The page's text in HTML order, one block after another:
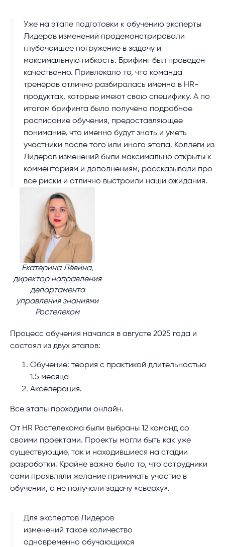
Уже на этапе подготовки к обучению эксперты
Лидеров изменений продемонстрировали
глубочайшее погружение в задачу и
максимальную гибкость. Брифинг был проведен
качественно. Привлекало то, что команда
тренеров отлично разбиралась именно в HR-
продуктах, которые имеют свою специфику. А по
итогам брифинга было получено подробное
расписание обучения, предоставляющее
понимание, что именно будут знать и уметь
участники после того или иного этапа. Коллеги из
Лидеров изменений были максимально открыты к
комментариям и дополнениям, рассказывали про
все риски и отлично выстроили наши ожидания.
Екатерина Лёвина,
директор направления
департамента
управления знаниями
Ростелеком
Процесс обучения начался в августе 2025 года и
состоял из двух этапов:
Обучение: теория с практикой длительностью
1.5 месяца
Акселерация.
Все этапы проходили онлайн.
От HR Ростелекома были выбраны 12 команд со
своими проектами. Проекты могли быть как уже
существующие, так и находившиеся на стадии
разработки. Крайне важно было то, что сотрудники
сами проявляли желание принимать участие в
обучении, а не получали задачу «сверху».
Для экспертов Лидеров
изменений такое количество
одновременно обучающихся